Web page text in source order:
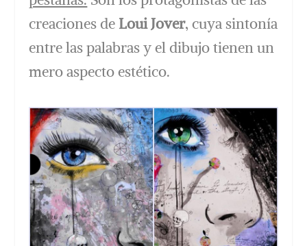
creaciones de Loui Jover, cuya sintonía
entre las palabras y el dibujo tienen un
mero aspecto estético.